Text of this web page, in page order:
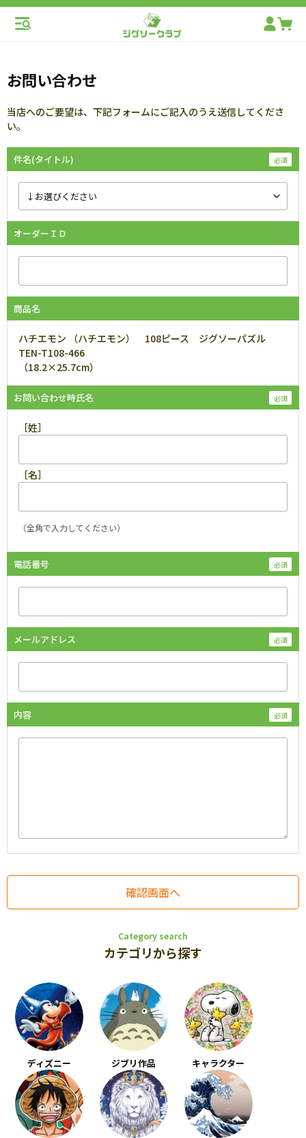
お問い合わせ
当店へのご要望は、下記フォームにご記入のうえ送信してくださ
い。
件名(タイトル)
オーダーＩＤ
商品名
ハチエモン （ハチエモン） 108ピース ジグソーパズル
TEN-T108-466
（18.2×25.7cm）
お問い合わせ時氏名
［姓］
［名］
（全角で入力してください）
電話番号
メールアドレス
内容
Category search
カテゴリから探す
ディズニー ジブリ作品 キャラクター